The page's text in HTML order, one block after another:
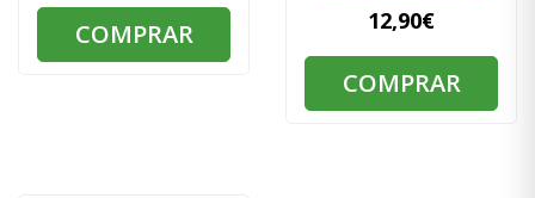
COMPRAR 12,90€
COMPRAR